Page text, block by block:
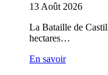
13 Août 2026
La Bataille de
hectares…
En savoir